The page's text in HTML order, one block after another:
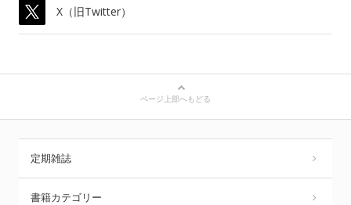
X（旧Twitter）
ページ上部へもどる
定期雑誌
書籍カテゴリー